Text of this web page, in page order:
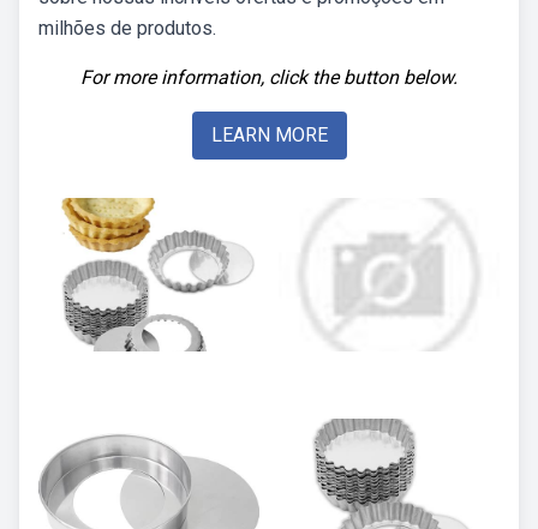
milhões de produtos.
For more information, click the button below.
LEARN MORE